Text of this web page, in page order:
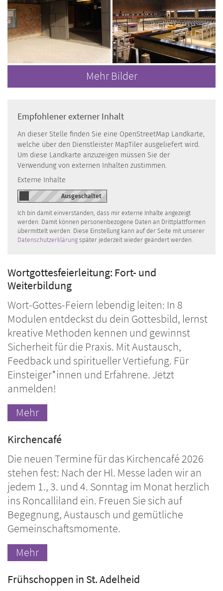
Mehr Bilder
Empfohlener externer Inhalt
An dieser Stelle finden Sie eine OpenStreetMap Landkarte,
welche über den Dienstleister MapTiler ausgeliefert wird.
Um diese Landkarte anzuzeigen müssen Sie der
Verwendung von externen Inhalten zustimmen.
Externe Inhalte
Ich bin damit einverstanden, dass mir externe Inhalte angezeigt
werden. Damit können personenbezogene Daten an Drittplattformen
übermittelt werden. Diese Einstellung kann auf der Seite mit unserer
Datenschutzerklärung später jederzeit wieder geändert werden.
Wortgottesfeierleitung: Fort- und
Weiterbildung
Wort-Gottes-Feiern lebendig leiten: In 8
Modulen entdeckst du dein Gottesbild, lernst
kreative Methoden kennen und gewinnst
Sicherheit für die Praxis. Mit Austausch,
Feedback und spiritueller Vertiefung. Für
Einsteiger*innen und Erfahrene. Jetzt
anmelden!
Mehr
Kirchencafé
Die neuen Termine für das Kirchencafé 2026
stehen fest: Nach der Hl. Messe laden wir an
jedem 1., 3. und 4. Sonntag im Monat herzlich
ins Roncalliland ein. Freuen Sie sich auf
Begegnung, Austausch und gemütliche
Gemeinschaftsmomente.
Mehr
Frühschoppen in St. Adelheid